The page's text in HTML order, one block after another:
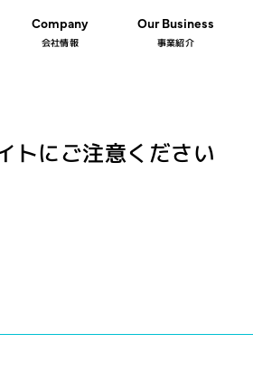
Company
会社情報
Our Business
事業紹介
トにご注意ください